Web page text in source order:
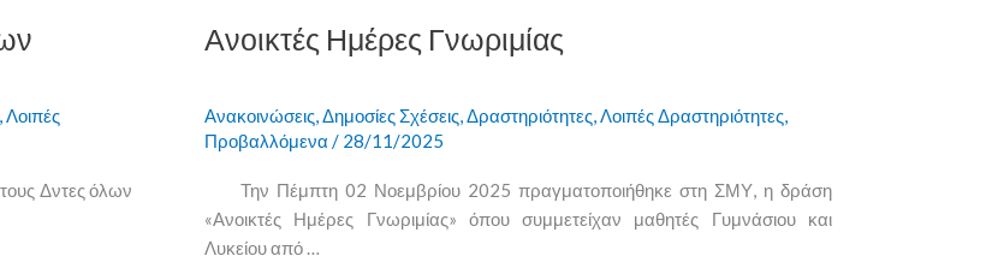
Λοιπές
Δντες όλων
Ανοικτές Ημέρες Γνωριμίας
Ανακοινώσεις Δημοσίες Σχέσεις Δραστηριότητες Λοιπές Δραστηριότητες
Προβαλλόμενα / 28/11/2025
Την Πέμπτη 02 Νοεμβρίου 2025 πραγματοποιήθηκε στη ΣΜΥ, η δράση
«Ανοικτές Ημέρες Γνωριμίας» όπου συμμετείχαν μαθητές Γυμνάσιου και
Λυκείου από …